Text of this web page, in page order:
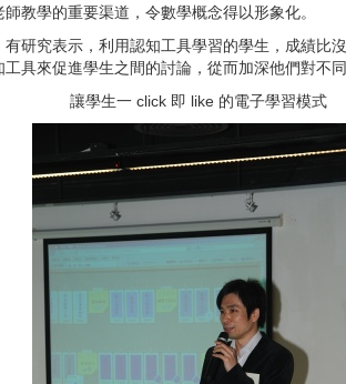
教學的重要渠道，令數學概念得以形象化。
究表示，利用認知工具學習的學生，成績比
工具來促進學生之間的討論，從而加深他們對不
讓學生一 click 即 like 的電子學習模式